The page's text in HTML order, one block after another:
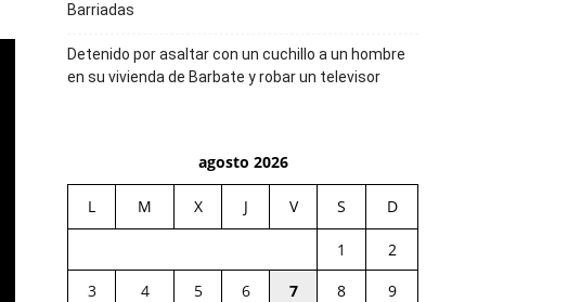
Barriadas
Detenido por asaltar con un cuchillo a un hombre
en su vivienda de Barbate y robar un televisor
agosto 2026
L M X J V S D
1
2
3
4 5 6 7 8
9